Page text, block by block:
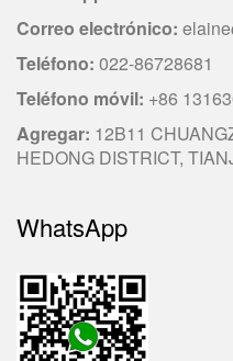
Correo electrónico:
Teléfono: 022-86728681
Teléfono móvil: +86
Agregar: 12B11
HEDONG DISTRICT,
WhatsApp